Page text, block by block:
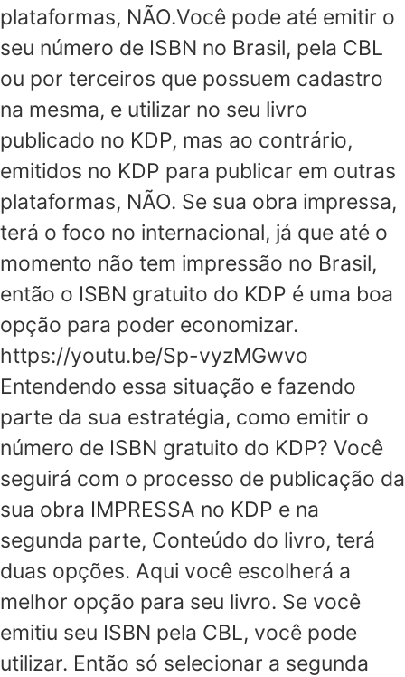
plataformas, NÃO.Você pode até emitir o
seu número de ISBN no Brasil, pela CBL
ou por terceiros que possuem cadastro
na mesma, e utilizar no seu livro
publicado no KDP, mas ao contrário,
emitidos no KDP para publicar em outras
plataformas, NÃO. Se sua obra impressa,
terá o foco no internacional, já que até o
momento não tem impressão no Brasil,
então o ISBN gratuito do KDP é uma boa
opção para poder economizar.
https://youtu.be/Sp-vyzMGwvo
Entendendo essa situação e fazendo
parte da sua estratégia, como emitir o
número de ISBN gratuito do KDP? Você
seguirá com o processo de publicação da
sua obra IMPRESSA no KDP e na
segunda parte, Conteúdo do livro, terá
duas opções. Aqui você escolherá a
melhor opção para seu livro. Se você
emitiu seu ISBN pela CBL, você pode
utilizar. Então só selecionar a segunda